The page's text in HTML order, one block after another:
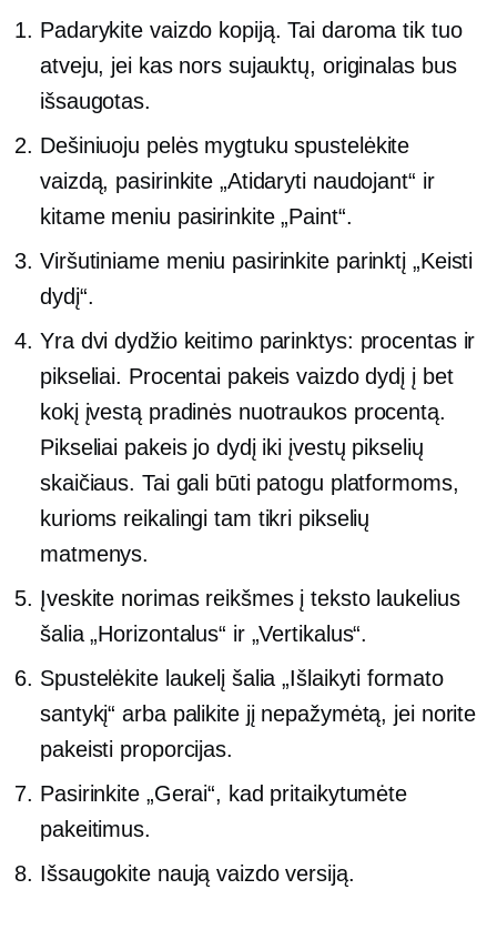
Padarykite vaizdo kopiją. Tai daroma tik tuo
atveju, jei kas nors sujauktų, originalas bus
išsaugotas.
Dešiniuoju pelės mygtuku spustelėkite
vaizdą, pasirinkite „Atidaryti naudojant“ ir
kitame meniu pasirinkite „Paint“.
Viršutiniame meniu pasirinkite parinktį „Keisti
dydį“.
Yra dvi dydžio keitimo parinktys: procentas ir
pikseliai. Procentai pakeis vaizdo dydį į bet
kokį įvestą pradinės nuotraukos procentą.
Pikseliai pakeis jo dydį iki įvestų pikselių
skaičiaus. Tai gali būti patogu platformoms,
kurioms reikalingi tam tikri pikselių
matmenys.
Įveskite norimas reikšmes į teksto laukelius
šalia „Horizontalus“ ir „Vertikalus“.
Spustelėkite laukelį šalia „Išlaikyti formato
santykį“ arba palikite jį nepažymėtą, jei norite
pakeisti proporcijas.
Pasirinkite „Gerai“, kad pritaikytumėte
pakeitimus.
Išsaugokite naują vaizdo versiją.